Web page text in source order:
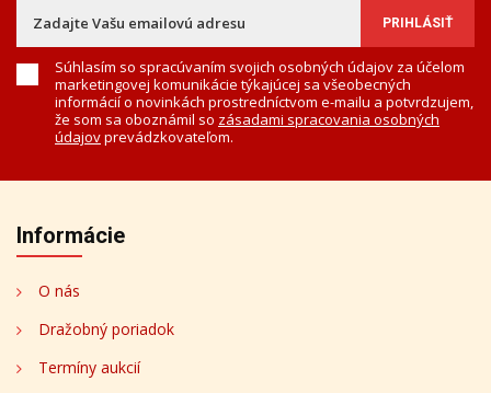
Súhlasím so spracúvaním svojich osobných údajov za účelom
marketingovej komunikácie týkajúcej sa všeobecných
informácií o novinkách prostredníctvom e-mailu a potvrdzujem,
že som sa oboznámil so zásadami spracovania osobných
údajovprevádzkovateľom.
Informácie
O nás
Dražobný poriadok
Termíny aukcií